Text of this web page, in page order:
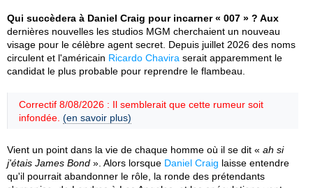
Qui succèdera à Daniel Craig pour incarner « 007 » ? Aux
dernières nouvelles les studios MGM cherchaient un nouveau
visage pour le célèbre agent secret. Depuis juillet 2026 des noms
circulent et l'américain Ricardo Chavira serait apparemment le
candidat le plus probable pour reprendre le flambeau.
Correctif 8/08/2026 : Il semblerait que cette rumeur soit
infondée. (en savoir plus)
Vient un point dans la vie de chaque homme où il se dit « ah si
j'étais James Bond ». Alors lorsque Daniel Craig laisse entendre
qu'il pourrait abandonner le rôle, la ronde des prétendants